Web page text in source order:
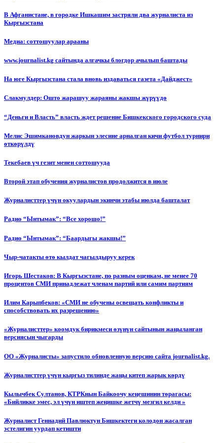
В Афганистане, в городке Ишкашим застряли два журналиста из
Кыргызстана
Медиа: соттошуулар арааны
www.journalist.kg сайтында алгачкы блогдор ачылып баштады
На юге Кыргызстана стала вновь издаваться газета «Дайджест»
Слакмулдер: Ошто жарашуу жараяны жакшы жүрүүдө
“Деньги и Власть” власть ждет решение Бишкекского городского суда
Мелис Эшимкановдун жаркын элесине арналган кичи футбол турнири
өткөрүлдү
Текебаев үч гезит менен соттошууда
Второй этап обучения журналистов продолжится в июле
Журналисттер үчүн окуулардын экинчи этабы июлда башталат
Радио “Ынтымак”: “Все хорошо!”
Радио “Ынтымак”: “Баардыгы жакшы!”
Чыр-чатакты өтө кылдат чагылдыруу керек
Игорь Шестаков: В Кыргызстане, по разным оценкам, не менее 70
процентов СМИ принадлежат членам партий или самим партиям
Илим Карыпбеков: «СМИ не обучены освещать конфликты и
способствовать их разрешению»
«Журналисттер» коомдук бирикмеси өзүнүн сайтынын жаңыланган
версиясын чыгарды
ОО «Журналисты» запустило обновленную версию сайта journalist.kg.
Журналисттер үчүн кыргыз тилинде жаңы китеп жарык көрдү
Кылычбек Султанов, КТРКнын Байкоочу кеңешинин төрагасы:
«Бийликке эмес, эл үчүн иштеп жеңишке жетчү мезгил келди »
Журналист Геннадий Павлюктун Бишкектеги колодон жасалган
эстелигин уурдап кетишти